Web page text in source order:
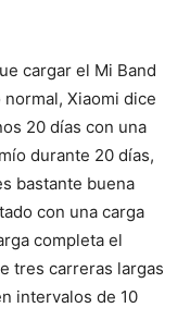
cargar el Mi Band
Xiaomi dice
20 días con una
durante 20 días,
bastante buena
con una carga
completa el
tres carreras largas
intervalos de 10